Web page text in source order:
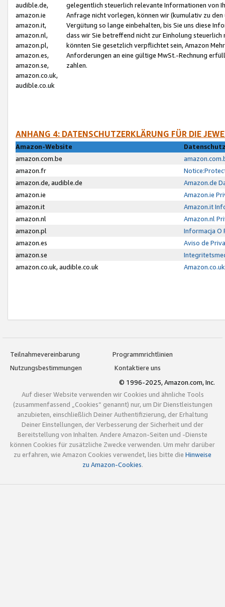
audible.de,
amazon.ie
amazon.it,
amazon.nl,
amazon.pl,
amazon.es,
amazon.se,
amazon.co.uk,
audible.co.uk
gelegentlich steuerlich relevante Informationen von
Anfrage nicht vorlegen, können wir (kumulativ zu
Vergütung so lange einbehalten, bis Sie uns diese
dass wir Sie betreffend nicht zur Einholung
könnten Sie gesetzlich verpflichtet sein, Amazon
Anforderungen an eine gültige MwSt.-Rechnung
zahlen.
ANHANG 4: DATENSCHUTZERKLÄRUNG FÜR DIE
Amazon-Website
amazon.com.be
amazon.fr
amazon.de, audible.de
Amazon.de
amazon.ie
Amazon.ie
amazon.it
Amazon.it
amazon.nl
Amazon.nl
amazon.pl
Informacja O
amazon.es
Aviso de
amazon.se
amazon.co.uk, audible.co.uk
Teilnahmevereinbarung
Programmrichtlinien
Nutzungsbestimmungen
Kontaktiere uns
© 1996-2025, Amazon.com, Inc.
Auf dieser Website verwenden wir Cookies und ähnliche Tools
(zusammenfassend „Cookies“ genannt) nur, um Dir Dienstleistungen
anzubieten, einschließlich Deiner Authentifizierung, der Erhaltung
Deiner Einstellungen, der Verbesserung der Sicherheit und der
Bereitstellung von Inhalten. Andere Amazon-Seiten und -Dienste
können Cookies für zusätzliche Zwecke verwenden. Um mehr darüber
zu erfahren, wie Amazon Cookies verwendet, lies bitte die Hinweise
zu Amazon-Cookies.